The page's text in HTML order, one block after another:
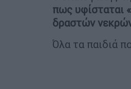
πως υφίσταται
δραστών
Όλα τα παιδιά